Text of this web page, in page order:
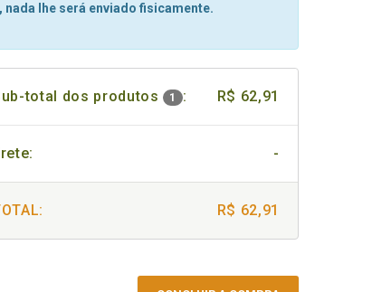
lhe será enviado fisicamente.
total dos produtos 1 : R$ 62,91
-
R$ 62,91